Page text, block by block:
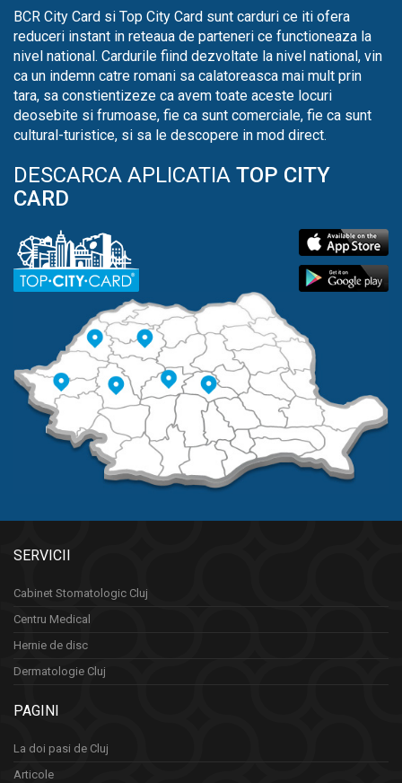
BCR City Card si Top City Card sunt carduri ce iti ofera
reduceri instant in reteaua de parteneri ce functioneaza la
nivel national. Cardurile fiind dezvoltate la nivel national, vin
ca un indemn catre romani sa calatoreasca mai mult prin
tara, sa constientizeze ca avem toate aceste locuri
deosebite si frumoase, fie ca sunt comerciale, fie ca sunt
cultural-turistice, si sa le descopere in mod direct.
DESCARCA APLICATIA TOP CITY
CARD
SERVICII
Cabinet Stomatologic Cluj
Centru Medical
Hernie de disc
Dermatologie Cluj
PAGINI
La doi pasi de Cluj
Articole